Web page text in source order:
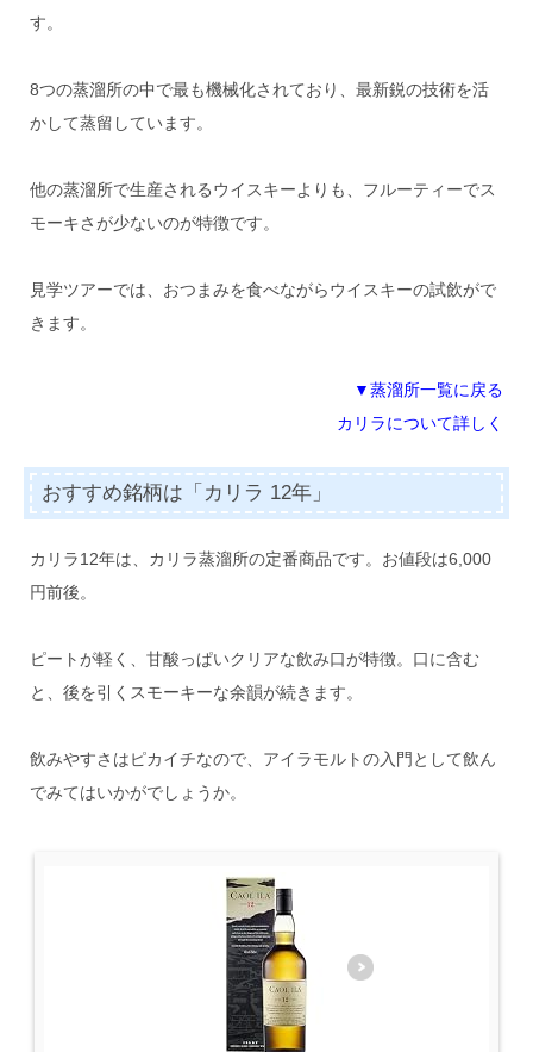
す。
8つの蒸溜所の中で最も機械化されており、最新鋭の技術を活
かして蒸留しています。
他の蒸溜所で生産されるウイスキーよりも、フルーティーでス
モーキさが少ないのが特徴です。
見学ツアーでは、おつまみを食べながらウイスキーの試飲がで
きます。
▼蒸溜所一覧に戻る
カリラについて詳しく
おすすめ銘柄は「カリラ 12年」
カリラ12年は、カリラ蒸溜所の定番商品です。お値段は6,000
円前後。
ピートが軽く、甘酸っぱいクリアな飲み口が特徴。口に含む
と、後を引くスモーキーな余韻が続きます。
飲みやすさはピカイチなので、アイラモルトの入門として飲ん
でみてはいかがでしょうか。